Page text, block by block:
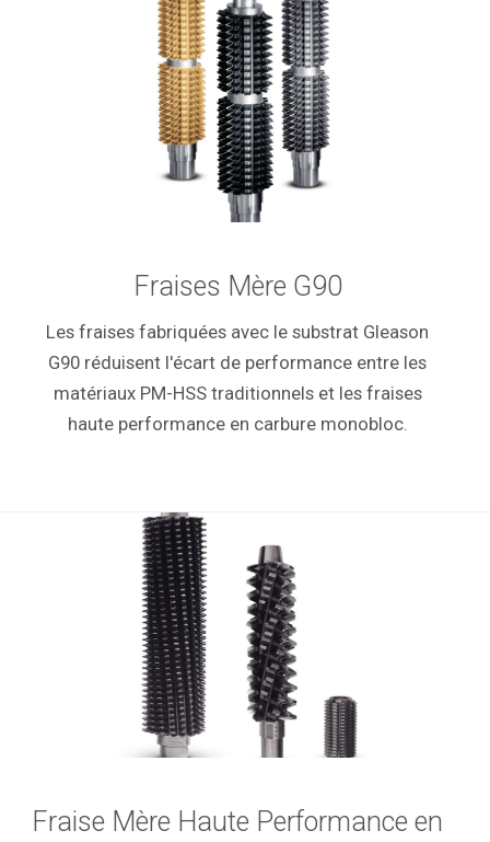
Fraises Mère G90
Les fraises fabriquées avec le substrat Gleason
G90 réduisent l'écart de performance entre les
matériaux PM-HSS traditionnels et les fraises
haute performance en carbure monobloc.
Fraise Mère Haute Performance en